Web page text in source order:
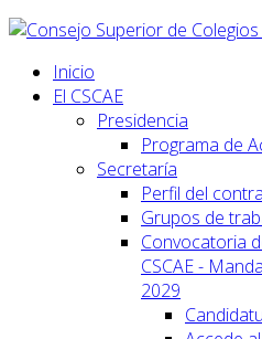
Inicio
El CSCAE
Presidencia
Programa de
Secretaría
Perfil del
Grupos de
Convocatoria
CSCAE -
2029